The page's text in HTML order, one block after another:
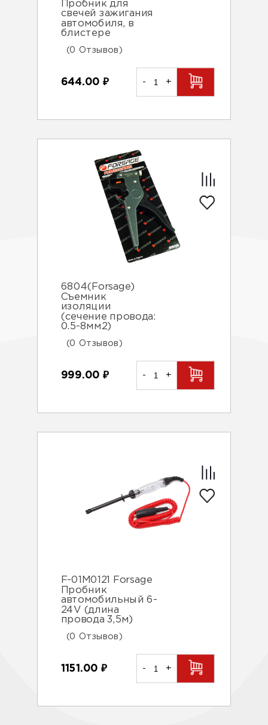
Пробник для
свечей зажигания
автомобиля, в
блистере
(0 Отзывов)
644.00 ₽ - +
6804(Forsage)
Съемник
изоляции
(сечение провода:
0.5-8мм2)
(0 Отзывов)
999.00 ₽ - +
F-01M0121 Forsage
Пробник
автомобильный 6-
24V (длина
провода 3,5м)
(0 Отзывов)
1151.00 ₽ - +